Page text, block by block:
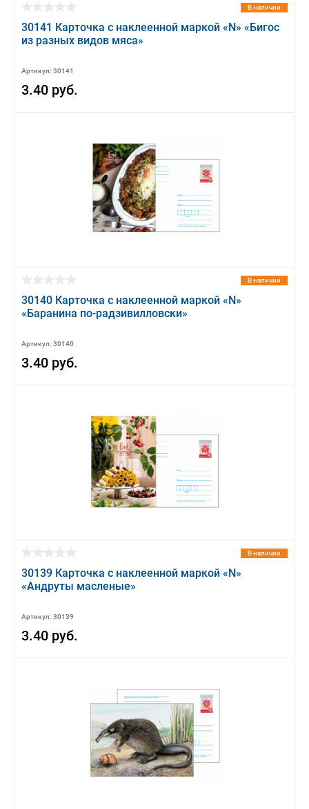
В наличии
30141 Карточка с наклеенной маркой «N» «Бигос
из разных видов мяса»
Артикул: 30141
3.40 руб.
В наличии
30140 Карточка с наклеенной маркой «N»
«Баранина по-радзивилловски»
Артикул: 30140
3.40 руб.
В наличии
30139 Карточка с наклеенной маркой «N»
«Андруты масленые»
Артикул: 30139
3.40 руб.